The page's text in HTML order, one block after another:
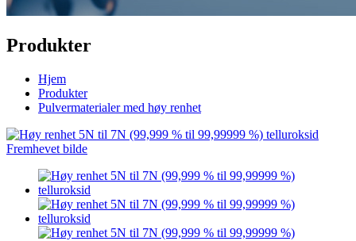
Produkter
Hjem
Produkter
Pulvermaterialer med høy renhet